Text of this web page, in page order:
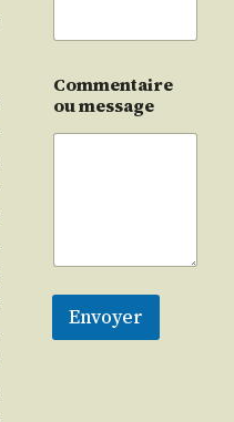
Commentaire
ou message
Envoyer